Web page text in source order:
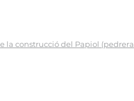
la construcció del Papiol (pedrera